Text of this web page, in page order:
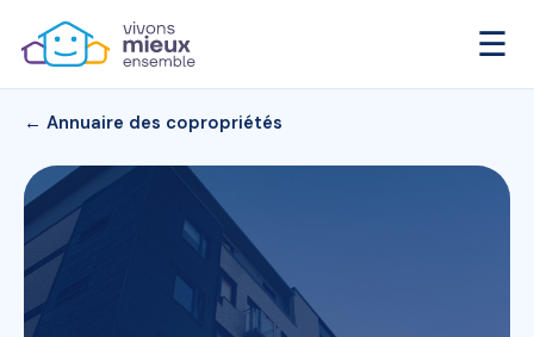
☰
← Annuaire des copropriétés